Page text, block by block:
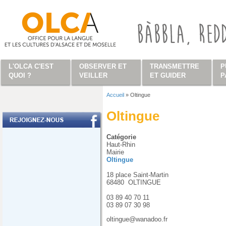
Accueil » Oltingue
Oltingue
Catégorie
Haut-Rhin
Mairie
Oltingue
18 place Saint-Martin
68480 OLTINGUE
03 89 40 70 11
03 89 07 30 98
oltingue@wanadoo.fr
L'OLCA C'EST
QUOI ?
OBSERVER ET
VEILLER
TRANSMETTRE
ET GUIDER